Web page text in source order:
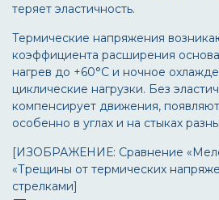
теряет эластичность.
Термические напряжения
коэффициента расширения
нагрев до +60°C и ночное
циклические нагрузки. Без
компенсирует движения,
особенно в углах и на стыках
[ИЗОБРАЖЕНИЕ: Сравнение
«Трещины от термических
стрелками]